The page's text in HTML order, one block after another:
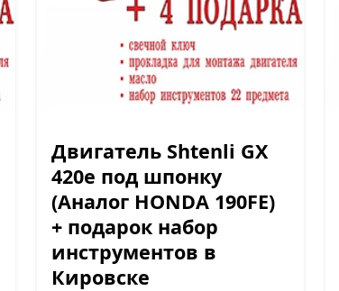
Двигатель Shtenli GX
420е под шпонку
(Аналог HONDA 190FE)
+ подарок набор
инструментов в
Кировске